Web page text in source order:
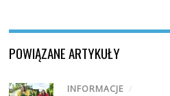
POWIĄZANE ARTYKUŁY
INFORMACJE /